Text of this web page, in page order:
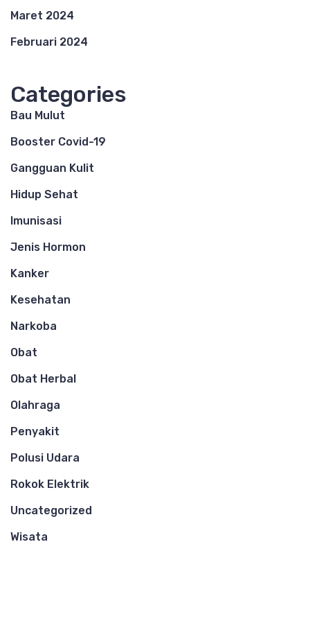
Maret 2024
Februari 2024
Categories
Bau Mulut
Booster Covid-19
Gangguan Kulit
Hidup Sehat
Imunisasi
Jenis Hormon
Kanker
Kesehatan
Narkoba
Obat
Obat Herbal
Olahraga
Penyakit
Polusi Udara
Rokok Elektrik
Uncategorized
Wisata